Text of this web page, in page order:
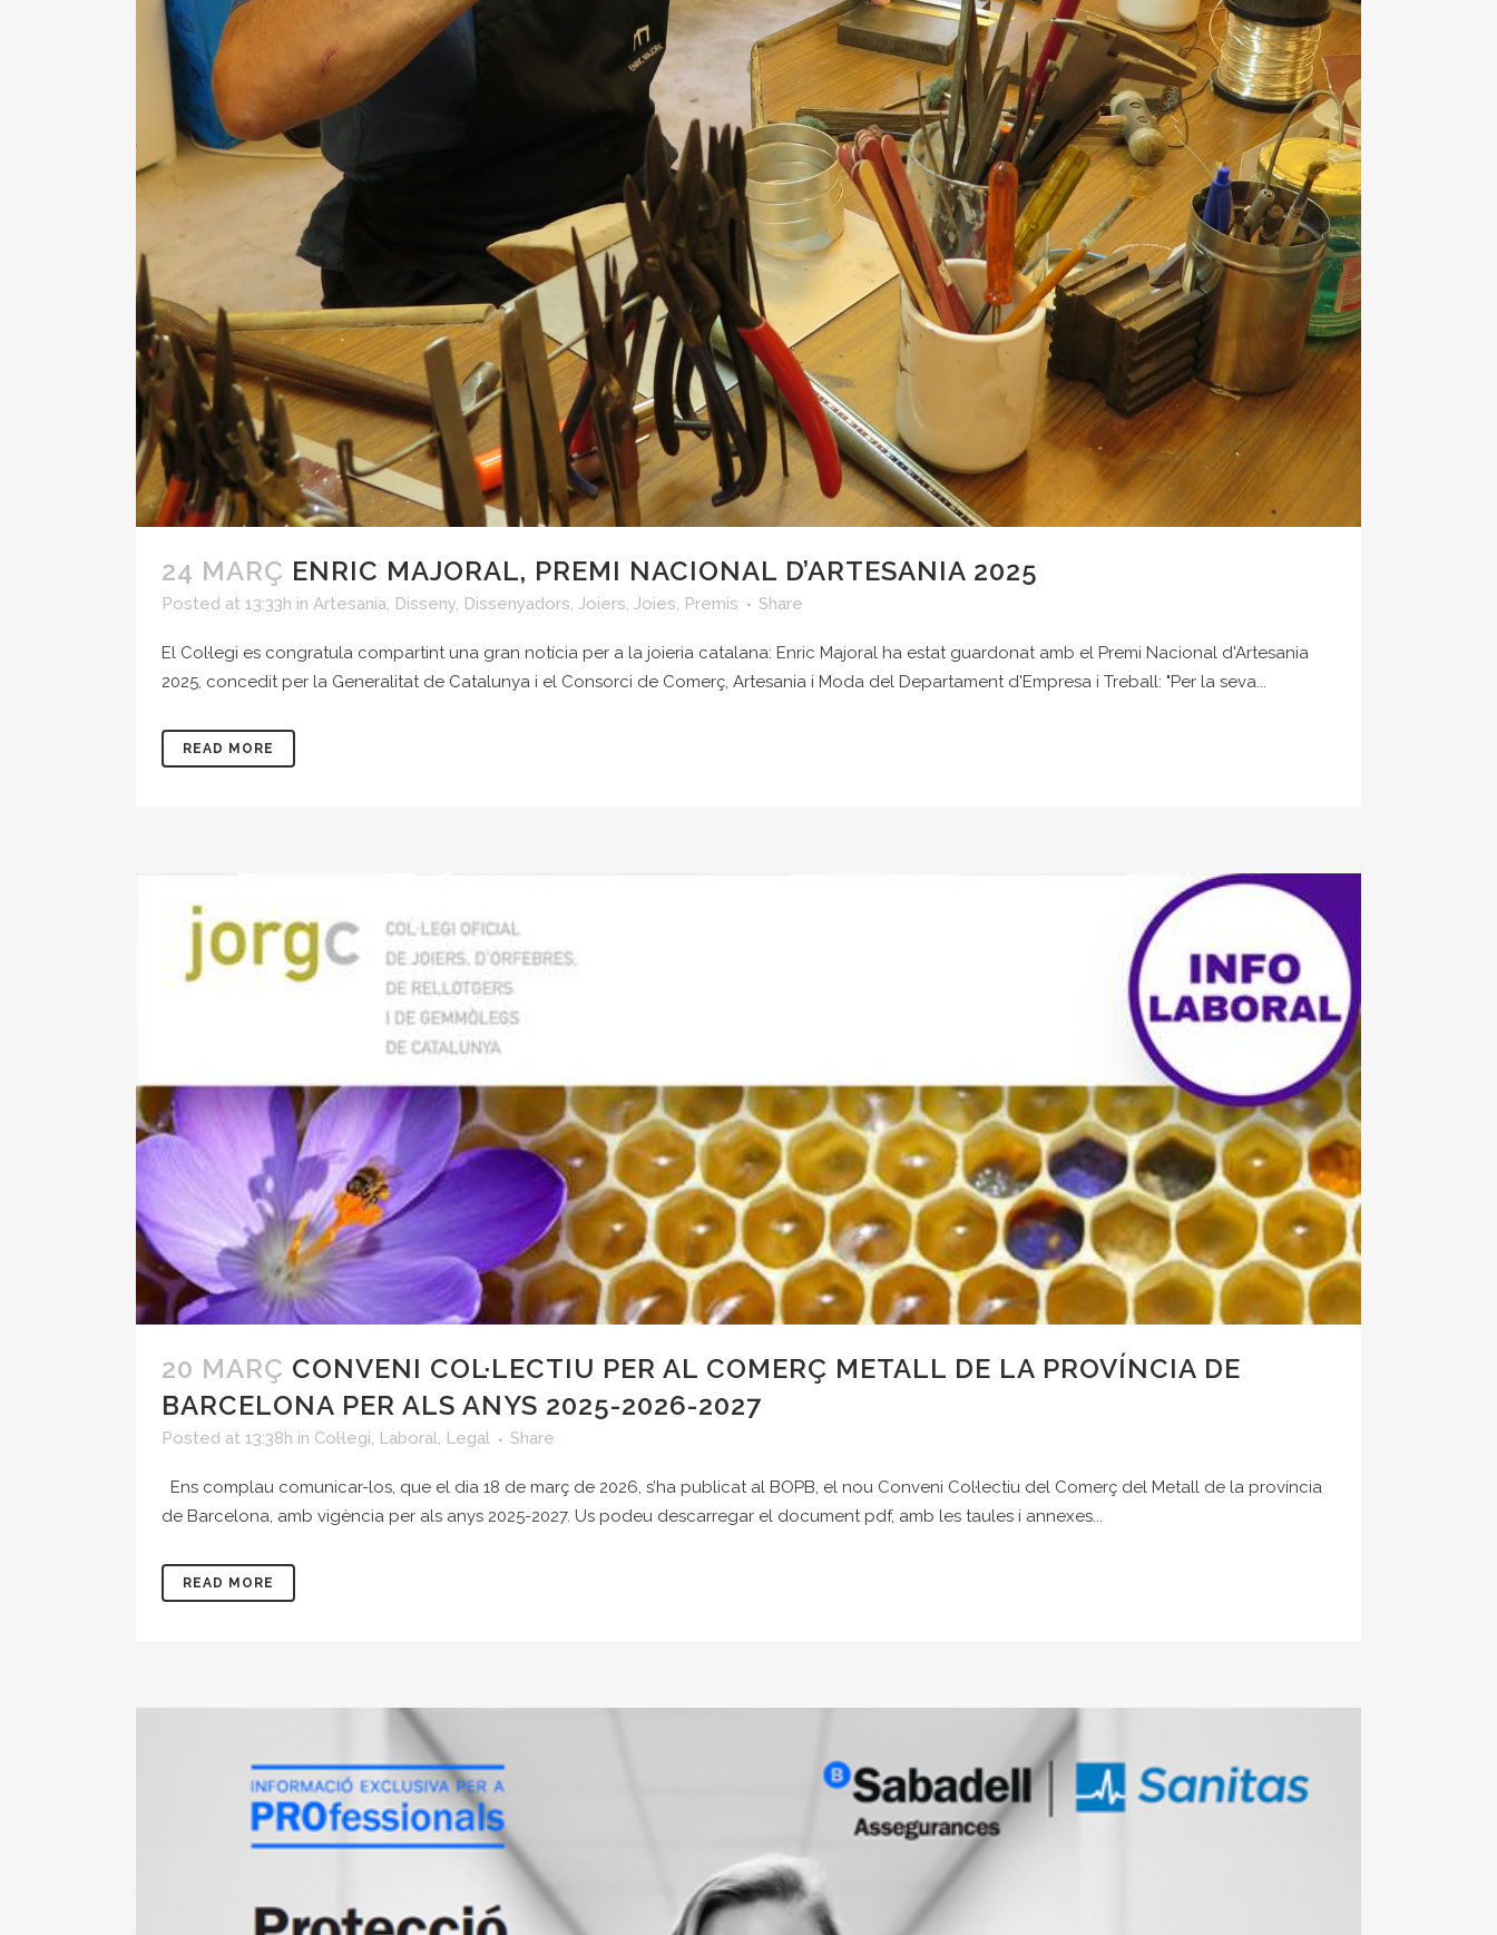
24 MARÇ ENRIC MAJORAL, PREMI NACIONAL D’ARTESANIA 2025
Posted at 13:33h in Artesania, Disseny, Dissenyadors, Joiers, Joies, Premis Share
El Col·legi es congratula compartint una gran notícia per a la joieria catalana: Enric Majoral ha estat guardonat amb el Premi Nacional d'Artesania
2025, concedit per la Generalitat de Catalunya i el Consorci de Comerç, Artesania i Moda del Departament d'Empresa i Treball: "Per la seva...
READ MORE
20 MARÇ CONVENI COL·LECTIU PER AL COMERÇ METALL DE LA PROVÍNCIA DE
BARCELONA PER ALS ANYS 2025-2026-2027
Posted at 13:38h in Col·legi, Laboral, Legal Share
Ens complau comunicar-los, que el dia 18 de març de 2026, s’ha publicat al BOPB, el nou Conveni Col·lectiu del Comerç del Metall de la província
de Barcelona, amb vigència per als anys 2025-2027. Us podeu descarregar el document pdf, amb les taules i annexes...
READ MORE